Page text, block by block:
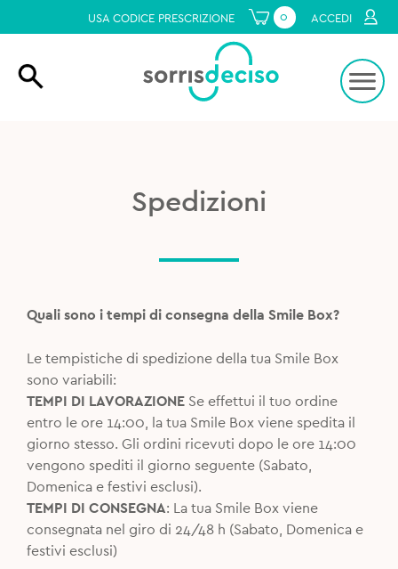
USA CODICE PRESCRIZIONE 0 ACCEDI
Spedizioni
Quali sono i tempi di consegna della Smile Box?
Le tempistiche di spedizione della tua Smile Box
sono variabili:
TEMPI DI LAVORAZIONE Se effettui il tuo ordine
entro le ore 14:00, la tua Smile Box viene spedita il
giorno stesso. Gli ordini ricevuti dopo le ore 14:00
vengono spediti il giorno seguente (Sabato,
Domenica e festivi esclusi).
TEMPI DI CONSEGNA: La tua Smile Box viene
consegnata nel giro di 24/48 h (Sabato, Domenica e
festivi esclusi)